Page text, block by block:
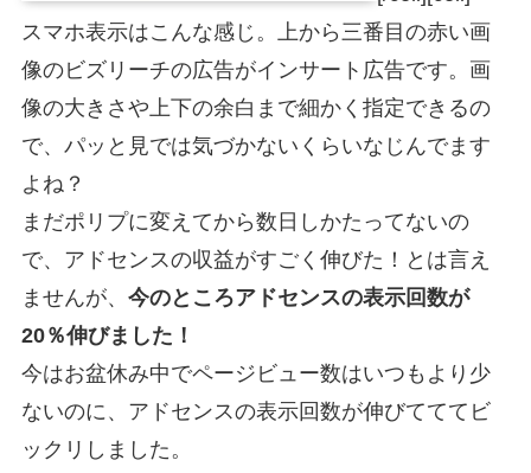
スマホ表示はこんな感じ。上から三番目の赤い画
像のビズリーチの広告がインサート広告です。画
像の大きさや上下の余白まで細かく指定できるの
で、パッと見では気づかないくらいなじんでます
よね？
まだポリプに変えてから数日しかたってないの
で、アドセンスの収益がすごく伸びた！とは言え
ませんが、 今のところアドセンスの表示回数が
20％伸びました！
今はお盆休み中でページビュー数はいつもより少
ないのに、アドセンスの表示回数が伸びてててビ
ックリしました。